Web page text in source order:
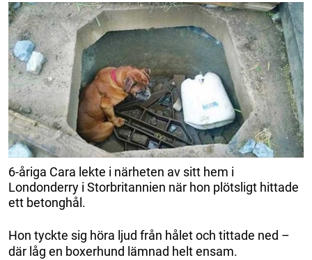
6-åriga Cara lekte i närheten av sitt hem i
Londonderry i Storbritannien när hon plötsligt hittade
ett betonghål.
Hon tyckte sig höra ljud från hålet och tittade ned –
där låg en boxerhund lämnad helt ensam.